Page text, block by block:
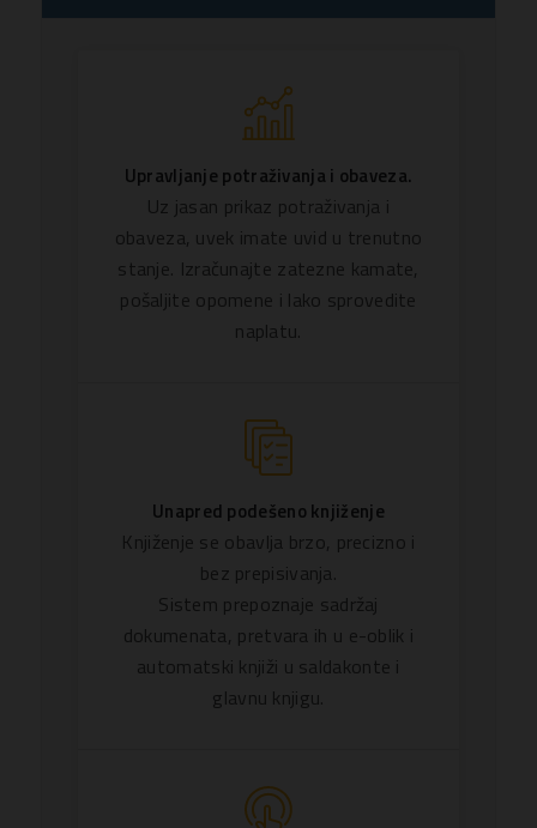
Upravljanje potraživanja i obaveza.
Uz jasan prikaz potraživanja i
obaveza, uvek imate uvid u trenutno
stanje. Izračunajte zatezne kamate,
pošaljite opomene i lako sprovedite
naplatu.
Unapred podešeno knjiženje
Knjiženje se obavlja brzo, precizno i
bez prepisivanja.
Sistem prepoznaje sadržaj
dokumenata, pretvara ih u e-oblik i
automatski knjiži u saldakonte i
glavnu knjigu.